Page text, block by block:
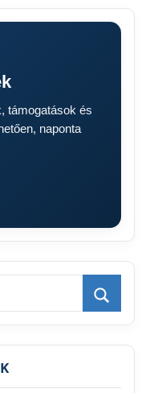
támogatások és
naponta
Search